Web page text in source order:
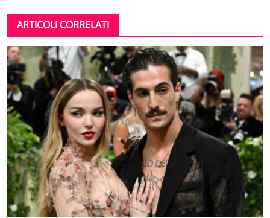
ARTICOLI CORRELATI